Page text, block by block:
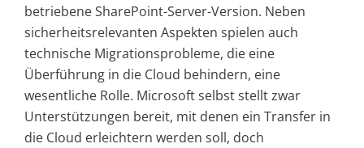
betriebene SharePoint-Server-Version. Neben
sicherheitsrelevanten Aspekten spielen auch
technische Migrationsprobleme, die eine
Überführung in die Cloud behindern, eine
wesentliche Rolle. Microsoft selbst stellt zwar
Unterstützungen bereit, mit denen ein Transfer in
die Cloud erleichtern werden soll, doch